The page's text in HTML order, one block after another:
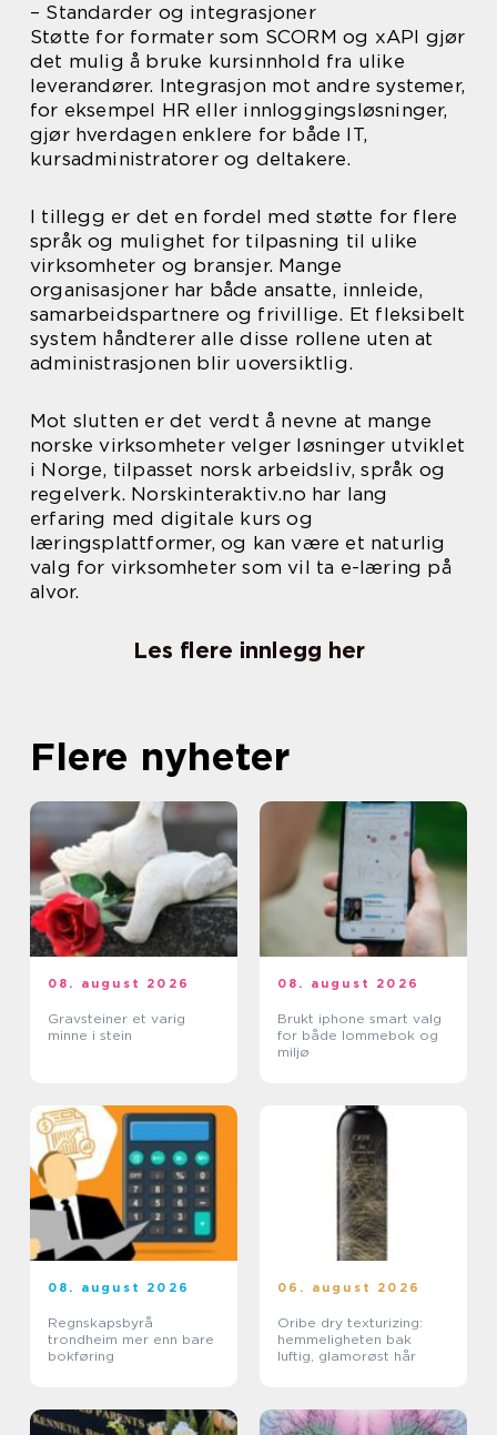
– Standarder og integrasjoner
Støtte for formater som SCORM og xAPI gjør
det mulig å bruke kursinnhold fra ulike
leverandører. Integrasjon mot andre systemer,
for eksempel HR eller innloggingsløsninger,
gjør hverdagen enklere for både IT,
kursadministratorer og deltakere.
I tillegg er det en fordel med støtte for flere
språk og mulighet for tilpasning til ulike
virksomheter og bransjer. Mange
organisasjoner har både ansatte, innleide,
samarbeidspartnere og frivillige. Et fleksibelt
system håndterer alle disse rollene uten at
administrasjonen blir uoversiktlig.
Mot slutten er det verdt å nevne at mange
norske virksomheter velger løsninger utviklet
i Norge, tilpasset norsk arbeidsliv, språk og
regelverk. Norskinteraktiv.no har lang
erfaring med digitale kurs og
læringsplattformer, og kan være et naturlig
valg for virksomheter som vil ta e-læring på
alvor.
Les flere innlegg her
Flere nyheter
08. august 2026
Gravsteiner et varig
minne i stein
08. august 2026
Brukt iphone smart valg
for både lommebok og
miljø
08. august 2026
Regnskapsbyrå
trondheim mer enn bare
bokføring
06. august 2026
Oribe dry texturizing:
hemmeligheten bak
luftig, glamorøst hår